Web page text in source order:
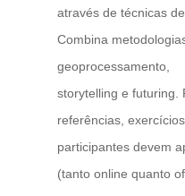
através de técnicas
Combina
geoprocessamento,
storytelling e futuring.
referências,
participantes devem
(tanto online quanto